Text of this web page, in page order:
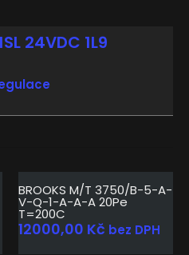
BROOKS M/T 3750/B-5-A-
V-Q-1-A-A-A 20Pe
T=200C
12000,00 Kč bez DPH
24VDC 1L9